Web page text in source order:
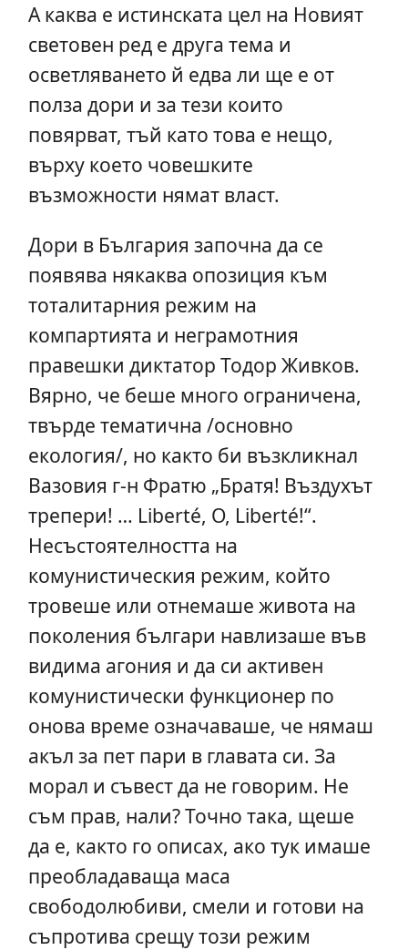
А каква е истинската цел на Новият
световен ред е друга тема и
осветляването й едва ли ще е от
полза дори и за тези които
повярват, тъй като това е нещо,
върху което човешките
възможности нямат власт.
Дори в България започна да се
появява някаква опозиция към
тоталитарния режим на
компартията и неграмотния
правешки диктатор Тодор Живков.
Вярно, че беше много ограничена,
твърде тематична /основно
екология/, но както би възкликнал
Вазовия г-н Фратю „Братя! Въздухът
трепери! … Liberté, О, Liberté!“.
Несъстоятелността на
комунистическия режим, който
тровеше или отнемаше живота на
поколения българи навлизаше във
видима агония и да си активен
комунистически функционер по
онова време означаваше, че нямаш
акъл за пет пари в главата си. За
морал и съвест да не говорим. Не
съм прав, нали? Точно така, щеше
да е, както го описах, ако тук имаше
преобладаваща маса
свободолюбиви, смели и готови на
съпротива срещу този режим